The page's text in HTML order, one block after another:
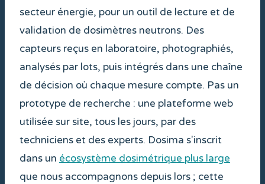
secteur énergie, pour un outil de lecture et de
validation de dosimètres neutrons. Des
capteurs reçus en laboratoire, photographiés,
analysés par lots, puis intégrés dans une chaîne
de décision où chaque mesure compte. Pas un
prototype de recherche : une plateforme web
utilisée sur site, tous les jours, par des
techniciens et des experts. Dosima s'inscrit
dans un écosystème dosimétrique plus large
que nous accompagnons depuis lors ; cette